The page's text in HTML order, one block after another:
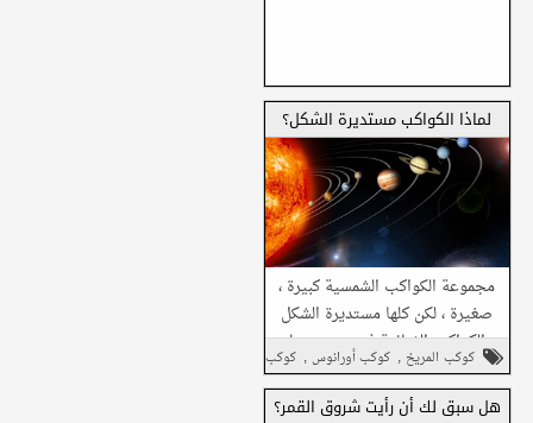
لماذا الكواكب مستديرة الشكل؟
مجموعة الكواكب الشمسية كبيرة ،
صغيرة ، لكن كلها مستديرة الشكل
الكواكب الثمانية في مجموعتنا
الشمسية لديها إختلافات عديدة،
فهي بأحجام م...
كوكب المريخ , كوكب أورانوس , كوكب
زحل,كوكب عطارد,كوكب نبتون,مقالات,
هل سبق لك أن رأيت شروق القمر؟